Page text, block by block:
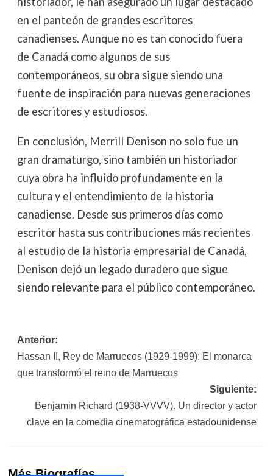
en el panteón de grandes escritores
canadienses. Aunque no es tan conocido fuera
de Canadá como algunos de sus
contemporáneos, su obra sigue siendo una
fuente de inspiración para nuevas generaciones
de escritores y estudiosos.
En conclusión, Merrill Denison no solo fue un
gran dramaturgo, sino también un historiador
cuya obra ha influido profundamente en la
cultura y el entendimiento de la historia
canadiense. Desde sus primeros días como
escritor hasta sus contribuciones más recientes
al estudio de la historia empresarial de Canadá,
Denison dejó un legado duradero que sigue
siendo relevante para el público contemporáneo.
Navegación
de
entradas
Anterior:
Hassan II, Rey de Marruecos (1929-1999): El monarca
que transformó el reino de Marruecos
Siguiente:
Benjamin Richard (1938-VVVV). Un director y actor
clave en la comedia cinematográfica estadounidense